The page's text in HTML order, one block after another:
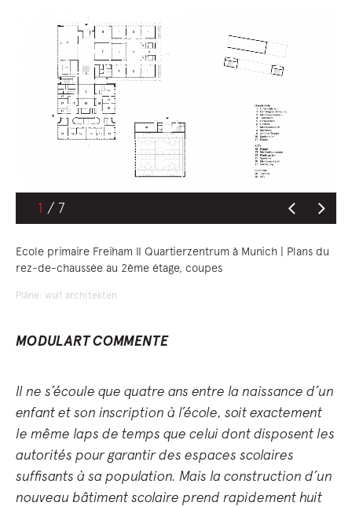
1
Ecole primaire Freiham II Quartierzentrum à Munich | Plans du
rez-de-chaussée au 2ème étage, coupes
Pläne: wulf architekten
MODULART COMMENTE
Il ne s’écoule que quatre ans entre la naissance d’un
enfant et son inscription à l’école, soit exactement
le même laps de temps que celui dont disposent les
autorités pour garantir des espaces scolaires
suffisants à sa population. Mais la construction d’un
nouveau bâtiment scolaire prend rapidement huit